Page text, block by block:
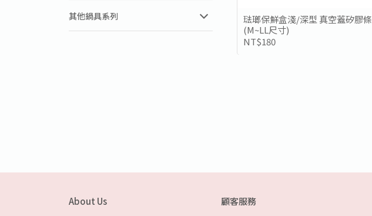
其他鍋具系列
琺瑯保鮮盒淺/深型 真空蓋矽膠條
(M~LL尺寸)
NT$180
About Us 顧客服務